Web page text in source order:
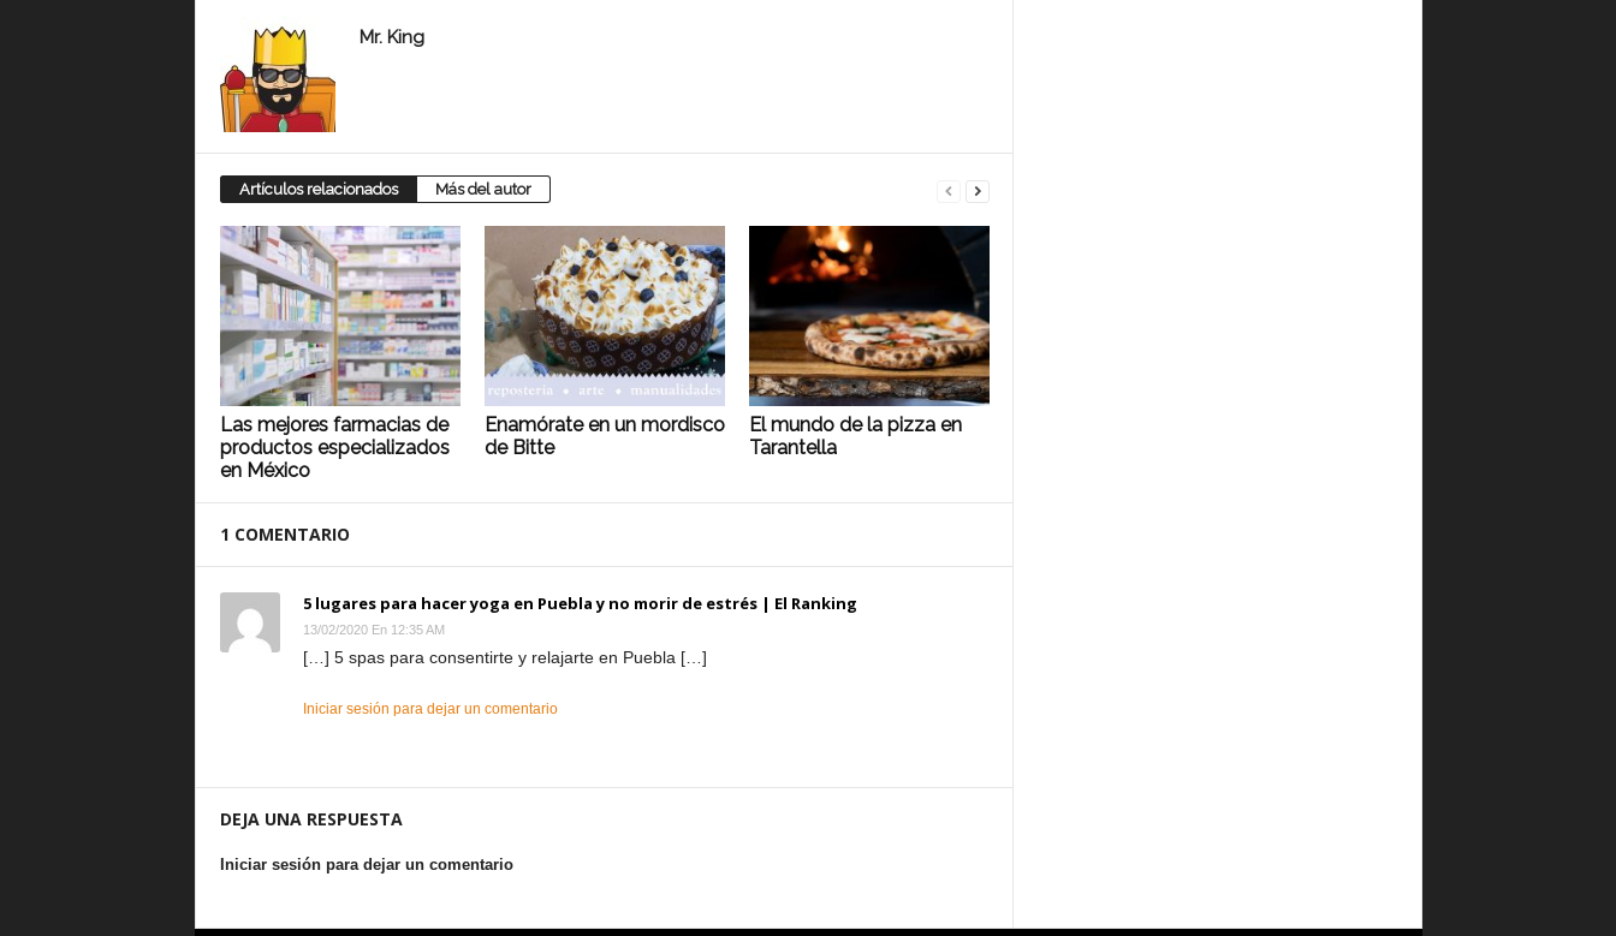
Mr. King
Artículos relacionados Más del autor
Las mejores farmacias de
productos especializados
en México
Enamórate en un mordisco
de Bitte
El mundo de la pizza en
Tarantella
1 COMENTARIO
5 lugares para hacer yoga en Puebla y no morir de estrés | El Ranking
13/02/2020 En 12:35 AM
[…] 5 spas para consentirte y relajarte en Puebla […]
Iniciar sesión para dejar un comentario
DEJA UNA RESPUESTA
Iniciar sesión para dejar un comentario